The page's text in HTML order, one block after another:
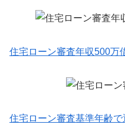
住宅ローン審査年収500万
住宅ローン審査基準年齢で